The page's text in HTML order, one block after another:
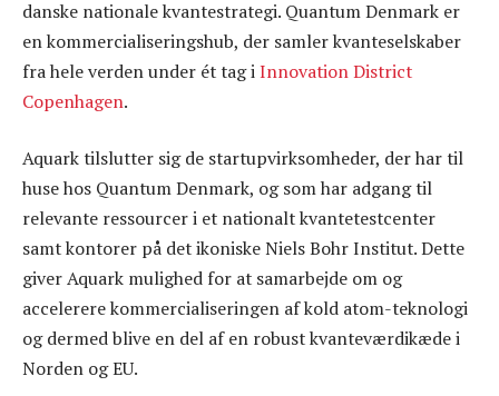
danske nationale kvantestrategi. Quantum Denmark er
en kommercialiseringshub, der samler kvanteselskaber
fra hele verden under ét tag iInnovation District
Copenhagen.
Aquark tilslutter sig de startupvirksomheder, der har til
huse hos Quantum Denmark, og som har adgang til
relevante ressourcer i et nationalt kvantetestcenter
samt kontorer på det ikoniske Niels Bohr Institut. Dette
giver Aquark mulighed for at samarbejde om og
accelerere kommercialiseringen af kold atom-teknologi
og dermed blive en del af en robust kvanteværdikæde i
Norden og EU.